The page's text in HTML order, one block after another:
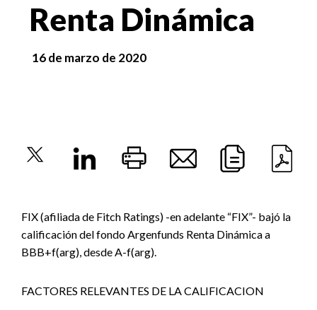
Renta Dinámica
16 de marzo de 2020
FIX (afiliada de Fitch Ratings) -en adelante “FIX”- bajó la
calificación del fondo Argenfunds Renta Dinámica a
BBB+f(arg), desde A-f(arg).
FACTORES RELEVANTES DE LA CALIFICACION